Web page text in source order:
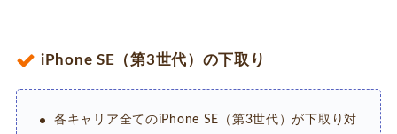
iPhone SE（第3世代）の下取り
各キャリア全てのiPhone SE（第3世代）が下取り対